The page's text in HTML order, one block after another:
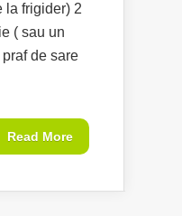
la frigider) 2
( sau un
de sare
Read More